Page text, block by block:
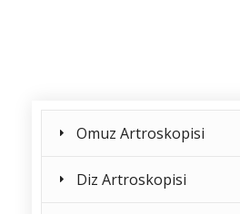
Omuz Artroskopisi
Diz Artroskopisi